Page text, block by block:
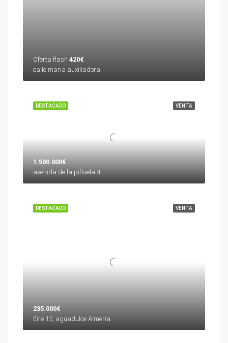
Oferta flash 420€
calle maria auxiliadora
VENTA
DESTACADO
1.500.000€
avenida de la piñuela 4
VENTA
DESTACADO
235.000€
Eire 12, aguadulce Almeria